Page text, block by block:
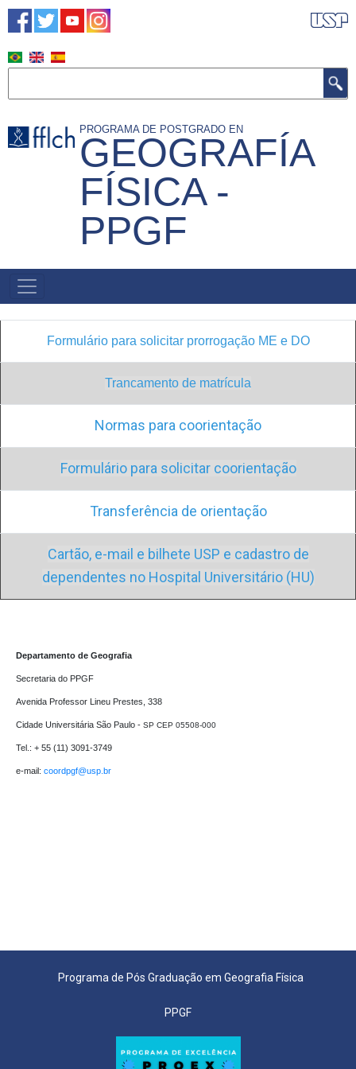
Pasar
al
contenido
PROGRAMA DE POSTGRADO EN
GEOGRAFÍA
FÍSICA -
PPGF
NAVEGACIÓN
PRINCIPAL
Formulário para solicitar prorrogação ME e DO
Trancamento de matrícula
Normas para coorientação
Formulário para solicitar coorientação
Transferência de orientação
Cartão, e-mail e bilhete USP e cadastro de
dependentes no Hospital Universitário (HU)
Departamento de Geografia
Secretaria do PPGF
Avenida Professor Lineu Prestes, 338
Cidade Universitária São Paulo - SP CEP 05508-000
Tel.: + 55 (11) 3091-3749
e-mail: coordpgf@usp.br
Programa de Pós Graduação em Geografia Física
PPGF